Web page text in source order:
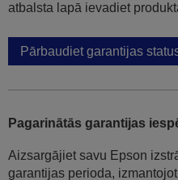
atbalsta lapā ievadiet
Pārbaudiet garantijas
Pagarinātās garantijas
Aizsargājiet savu Epson
garantijas perioda,